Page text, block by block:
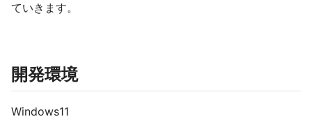
ていきます。
開発環境
Windows11